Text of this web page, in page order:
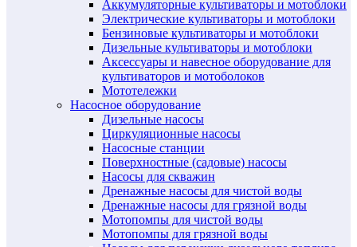
Аккумуляторные культиваторы и мотоблоки
Электрические культиваторы и мотоблоки
Бензиновые культиваторы и мотоблоки
Дизельные культиваторы и мотоблоки
Аксессуары и навесное оборудование для
культиваторов и мотоболоков
Мототележки
Насосное оборудование
Дизельные насосы
Циркуляционные насосы
Насосные станции
Поверхностные (садовые) насосы
Насосы для скважин
Дренажные насосы для чистой воды
Дренажные насосы для грязной воды
Мотопомпы для чистой воды
Мотопомпы для грязной воды